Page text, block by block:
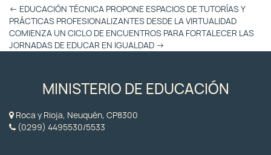
Otras
Entradas
← EDUCACIÓN TÉCNICA PROPONE ESPACIOS DE TUTORÍAS Y
PRÁCTICAS PROFESIONALIZANTES DESDE LA VIRTUALIDAD
COMIENZA UN CICLO DE ENCUENTROS PARA FORTALECER LAS
JORNADAS DE EDUCAR EN IGUALDAD →
MINISTERIO DE EDUCACIÓN
Roca y Rioja, Neuquén, CP8300
(0299) 4495530/5533